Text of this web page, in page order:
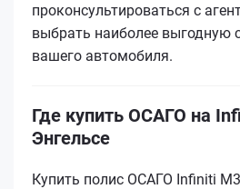
проконсультироваться с
выбрать наиболее выгодную
вашего автомобиля.
Где купить ОСАГО на
Энгельсе
Купить полис ОСАГО Infiniti